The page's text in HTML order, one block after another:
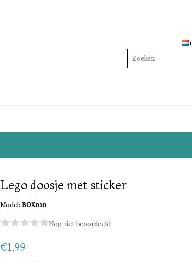
Zoeken
Lego doosje met sticker
Model:BOX010
Nog niet beoordeeld
€1,99